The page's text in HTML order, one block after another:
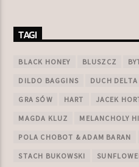
TAGI
BLACK HONEY BLUSZCZ
DILDO BAGGINS DUCH DELTA
GRA SÓW HART JACEK
MAGDA KLUZ MELANCHOLY
POLA CHOBOT & ADAM BARAN
STACH BUKOWSKI